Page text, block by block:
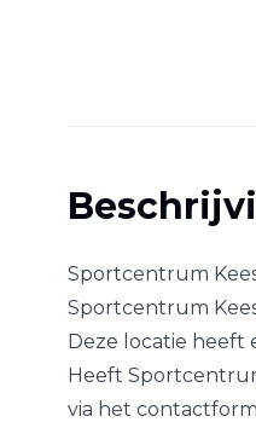
Sportcentrum
Sportcentrum
Deze locatie heeft
Heeft
via het